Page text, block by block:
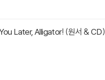
Later, Alligator! (원서 & CD)